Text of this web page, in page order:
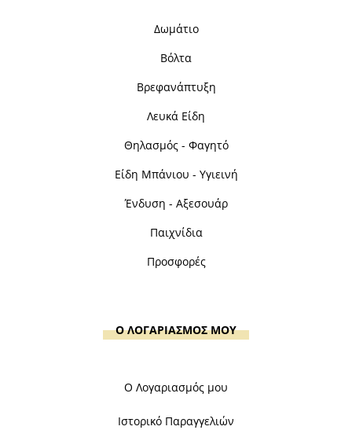
Δωμάτιο
Βόλτα
Βρεφανάπτυξη
Λευκά Είδη
Θηλασμός - Φαγητό
Είδη Μπάνιου - Υγιεινή
Ένδυση - Αξεσουάρ
Παιχνίδια
Προσφορές
Ο ΛΟΓΑΡΙΑΣΜΟΣ ΜΟΥ
Ο Λογαριασμός μου
Ιστορικό Παραγγελιών